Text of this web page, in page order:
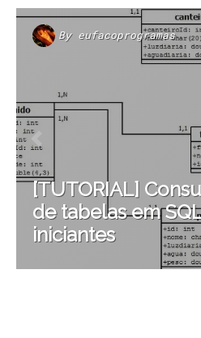
By eufacoprogramas
[TUTORIAL]
de tabelas em
iniciantes